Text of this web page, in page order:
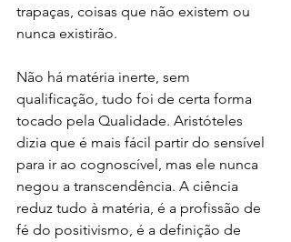
trapaças, coisas que não existem ou
nunca existirão.
Não há matéria inerte, sem
qualificação, tudo foi de certa forma
tocado pela Qualidade. Aristóteles
dizia que é mais fácil partir do sensível
para ir ao cognoscível, mas ele nunca
negou a transcendência. A ciência
reduz tudo à matéria, é a profissão de
fé do positivismo, é a definição de